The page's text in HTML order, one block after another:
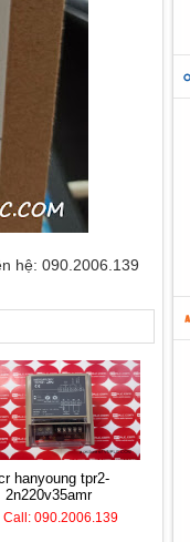
hệ: 090.2006.139
2n220v35amr
Call: 090.2006.139